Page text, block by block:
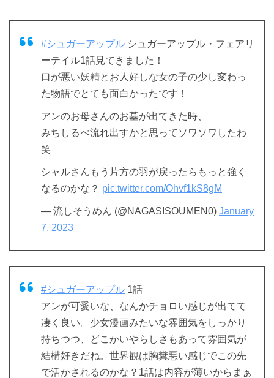
#シュガーアップル シュガーアップル・フェアリ
ーテイル1話見てきました！
口が悪い妖精とお人好しな女の子の少し変わっ
た物語でとても面白かったです！
アンのお母さんのお墓が出てきた時、
みちしるべ流れ出すかと思ってソワソワしたわ
笑
シャルさんもう片方の羽が戻ったらもっと強く
なるのかな？ pic.twitter.com/Ohvf1kS8gM
— 流しそうめん (@NAGASISOUMEN0) January
7, 2023
#シュガーアップル 1話
アンが可愛いな、なんかチョロい感じが出てて
凄く良い。少女漫画みたいな雰囲気をしっかり
持ちつつ、どこかいやらしさもあって雰囲気が
結構好きだね。世界観は胸糞悪い感じでこの先
で活かされるのかな？1話は内容が薄いからまぁ